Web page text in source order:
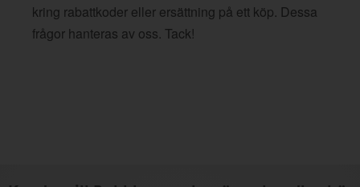
kring rabattkoder eller ersättning på ett köp. Dessa
frågor hanteras av oss. Tack!